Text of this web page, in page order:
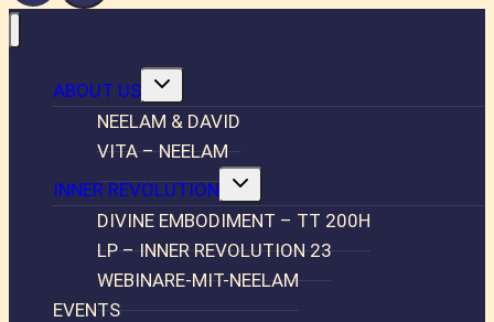
ABOUT US
Untermenü
NEELAM & DAVID
VITA – NEELAM
INNER REVOLUTION
Untermenü
DIVINE EMBODIMENT – TT 200H
LP – INNER REVOLUTION 23
WEBINARE-MIT-NEELAM
EVENTS